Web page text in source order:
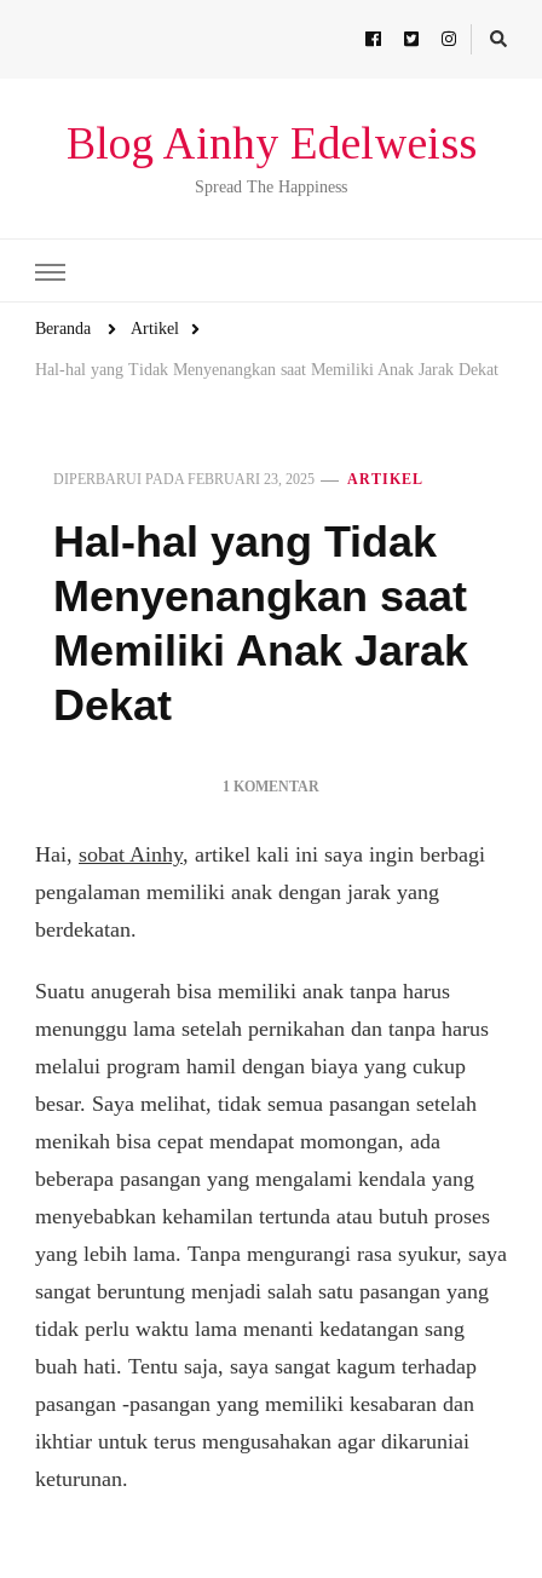
Blog Ainhy Edelweiss
Spread The Happiness
Beranda Artikel
Hal-hal yang Tidak Menyenangkan saat Memiliki Anak Jarak Dekat
DIPERBARUI PADA FEBRUARI 23, 2025 ARTIKEL
Hal-hal yang Tidak
Menyenangkan saat
Memiliki Anak Jarak
Dekat
1 KOMENTAR
YANG
TIDAK
ANAK
DEKAT
Hai, sobat Ainhy, artikel kali ini saya ingin berbagi
pengalaman memiliki anak dengan jarak yang
berdekatan.
Suatu anugerah bisa memiliki anak tanpa harus
menunggu lama setelah pernikahan dan tanpa harus
melalui program hamil dengan biaya yang cukup
besar. Saya melihat, tidak semua pasangan setelah
menikah bisa cepat mendapat momongan, ada
beberapa pasangan yang mengalami kendala yang
menyebabkan kehamilan tertunda atau butuh proses
yang lebih lama. Tanpa mengurangi rasa syukur, saya
sangat beruntung menjadi salah satu pasangan yang
tidak perlu waktu lama menanti kedatangan sang
buah hati. Tentu saja, saya sangat kagum terhadap
pasangan -pasangan yang memiliki kesabaran dan
ikhtiar untuk terus mengusahakan agar dikaruniai
keturunan.